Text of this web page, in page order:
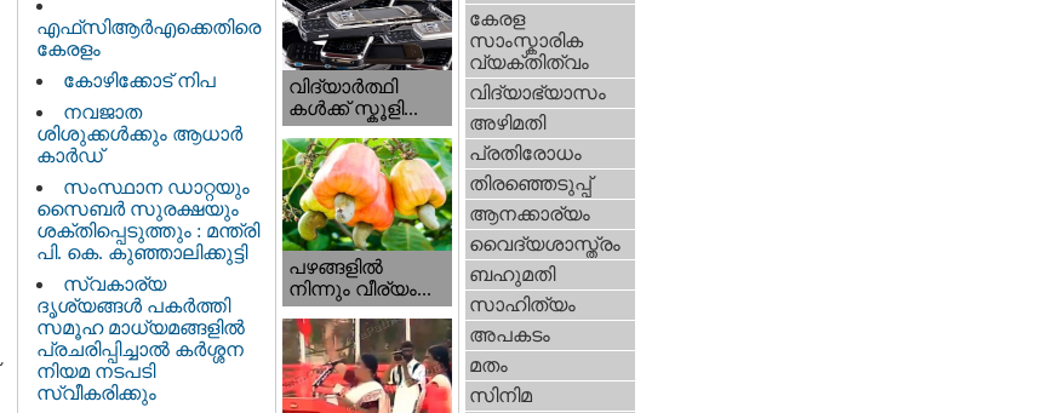
എഫ്‌സിആർഎക്കെതിരെ
കേരളം
കോഴിക്കോട് നിപ
നവജാത
ശിശുക്കള്‍ക്കും ആധാര്‍
കാര്‍ഡ്
സംസ്ഥാന ഡാറ്റയും
സൈബർ സുരക്ഷയും
ശക്തിപ്പെടുത്തും : മന്ത്രി
പി. കെ. കുഞ്ഞാലിക്കുട്ടി
സ്വകാര്യ
ദൃശ്യങ്ങള്‍ പകര്‍ത്തി
സമൂഹ മാധ്യമങ്ങളില്‍
പ്രചരിപ്പിച്ചാൽ കർശ്ശന
നിയമ നടപടി
സ്വീകരിക്കും
വിദ്യാർത്ഥി
കൾക്ക് സ്കൂളി...
പഴങ്ങളില്‍
നിന്നും വീര്യം...
കേരള
സാംസ്കാരിക
വ്യക്തിത്വം
വിദ്യാഭ്യാസം
അഴിമതി
പ്രതിരോധം
തിരഞ്ഞെടുപ്പ്
ആനക്കാര്യം
വൈദ്യശാസ്ത്രം
ബഹുമതി
സാഹിത്യം
അപകടം
മതം
സിനിമ